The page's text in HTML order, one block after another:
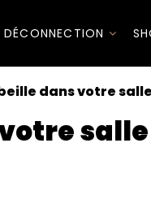
DÉCONNECTION
dans votre